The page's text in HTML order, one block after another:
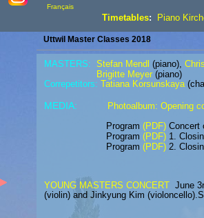
Français
Timetables: Piano
Uttwil Master Classes 2018
MEDIA: Photoalbum: Opening
Program (PDF) Concert
Program (PDF) 1.
Program (PDF) 2.
MASTERS: Stefan Mendl (piano),
Brigitte Meyer (piano)
Correpetitors: Tatiana Korsunskaya
YOUNG MASTERS CONCERT June
(violin) and Jinkyung Kim